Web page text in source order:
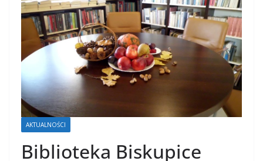
AKTUALNOŚCI
Biblioteka Biskupice